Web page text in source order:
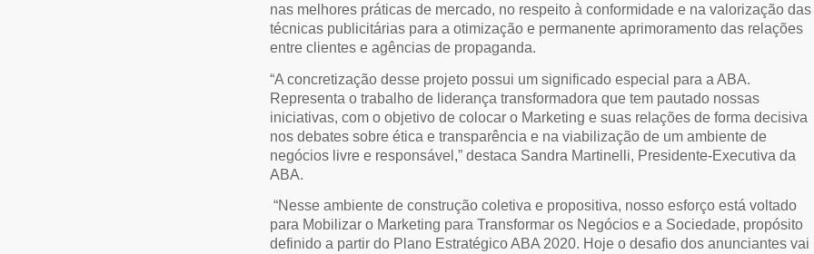
nas melhores práticas de mercado, no respeito à conformidade e na valorização das
técnicas publicitárias para a otimização e permanente aprimoramento das relações
entre clientes e agências de propaganda.
“A concretização desse projeto possui um significado especial para a ABA.
Representa o trabalho de liderança transformadora que tem pautado nossas
iniciativas, com o objetivo de colocar o Marketing e suas relações de forma decisiva
nos debates sobre ética e transparência e na viabilização de um ambiente de
negócios livre e responsável,” destaca Sandra Martinelli, Presidente-Executiva da
ABA.
“Nesse ambiente de construção coletiva e propositiva, nosso esforço está voltado
para Mobilizar o Marketing para Transformar os Negócios e a Sociedade, propósito
definido a partir do Plano Estratégico ABA 2020. Hoje o desafio dos anunciantes vai